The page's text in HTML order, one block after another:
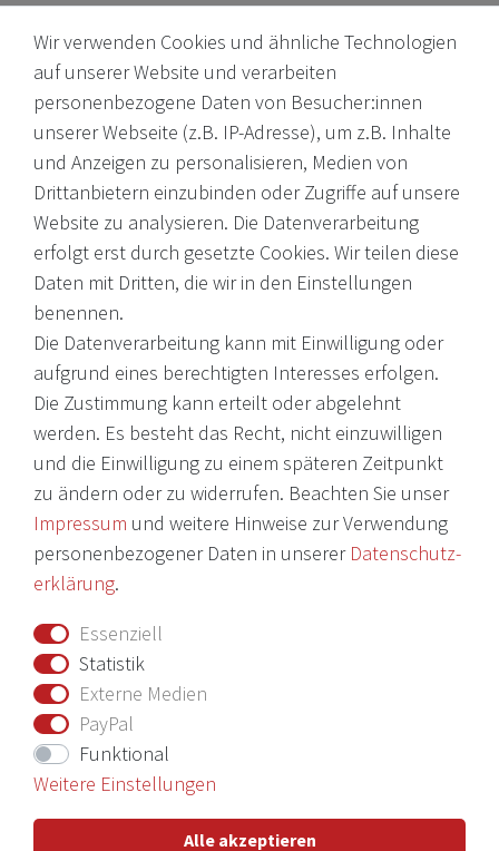
Internationale Weine, Brände, Feinkost & mehr. Entdecken Sie
unser Sortiment online oder in unserem Ladengeschäft. Wenn
Sie Fragen haben, wenden Sie sich an uns.
EMail: shop@victoria-weine.com
Telefon: +49 (0)7931 56 34 11
© 2026 Copyright Victoria Weine
Impressum
Daten­schutz­erklärung
AGB
Barrierefreiheitserklärung
Widerrufs­recht
Vertrag widerrufen
Nichts verpassen mit unserem Newsletter
Hiermit bestätige ich, dass ich dieDaten­schutz­erklärunggelesen
habe. Meine Einwilligung kann ich jederzeit widerrufen.**
Wir verwenden Cookies und ähnliche Technologien
auf unserer Website und verarbeiten
personenbezogene Daten von Besucher:innen
unserer Webseite (z.B. IP-Adresse), um z.B. Inhalte
und Anzeigen zu personalisieren, Medien von
Drittanbietern einzubinden oder Zugriffe auf unsere
Website zu analysieren. Die Datenverarbeitung
erfolgt erst durch gesetzte Cookies. Wir teilen diese
Daten mit Dritten, die wir in den Einstellungen
benennen.
Die Datenverarbeitung kann mit Einwilligung oder
aufgrund eines berechtigten Interesses erfolgen.
Die Zustimmung kann erteilt oder abgelehnt
werden. Es besteht das Recht, nicht einzuwilligen
und die Einwilligung zu einem späteren Zeitpunkt
zu ändern oder zu widerrufen. Beachten Sie unser
Impressum und weitere Hinweise zur Verwendung
personenbezogener Daten in unserer Daten­schutz­
erklärung.
Essenziell
Statistik
Externe Medien
PayPal
Funktional
Weitere Einstellungen
Alle akzeptieren